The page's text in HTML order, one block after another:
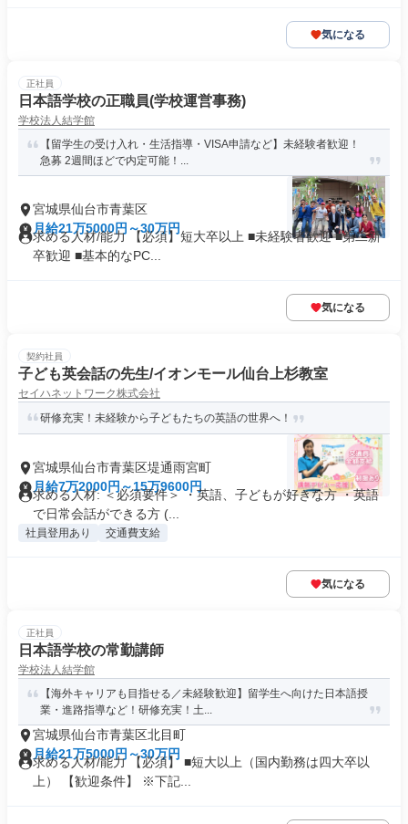
気になる
正社員
日本語学校の正職員(学校運営事務)
学校法人結学館
【留学生の受け入れ・生活指導・VISA申請など】未経験者歓迎！
急募 2週間ほどで内定可能！...
宮城県仙台市青葉区
月給21万5000円～30万円
求める人材/能力 【必須】短大卒以上 ■未経験者歓迎 ■第二新
卒歓迎 ■基本的なPC...
気になる
契約社員
子ども英会話の先生/イオンモール仙台上杉教室
セイハネットワーク株式会社
研修充実！未経験から子どもたちの英語の世界へ！
宮城県仙台市青葉区堤通雨宮町
月給7万2000円～15万9600円
求める人材: ＜必須要件＞ ・英語、子どもが好きな方 ・英語
で日常会話ができる方 (...
社員登用あり 交通費支給
気になる
正社員
日本語学校の常勤講師
学校法人結学館
【海外キャリアも目指せる／未経験歓迎】留学生へ向けた日本語授
業・進路指導など！研修充実！土...
宮城県仙台市青葉区北目町
月給21万5000円～30万円
求める人材/能力 【必須】 ■短大以上（国内勤務は四大卒以
上） 【歓迎条件】 ※下記...